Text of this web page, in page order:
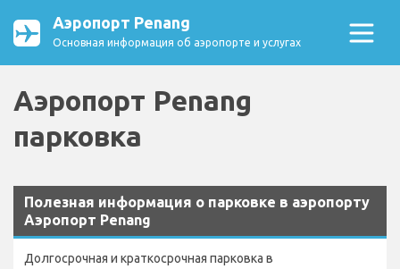
Аэропорт Penang
Основная информация об аэропорте и услугах
Аэропорт Penang
парковка
Полезная информация о парковке в аэропорту
Аэропорт Penang
Долгосрочная и краткосрочная парковка в